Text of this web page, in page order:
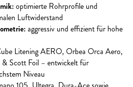
optimierte Rohrprofile und
Luftwiderstand
aggressiv und effizient für hohe
Litening AERO, Orbea Orca Aero,
& Scott Foil – entwickelt für
Niveau